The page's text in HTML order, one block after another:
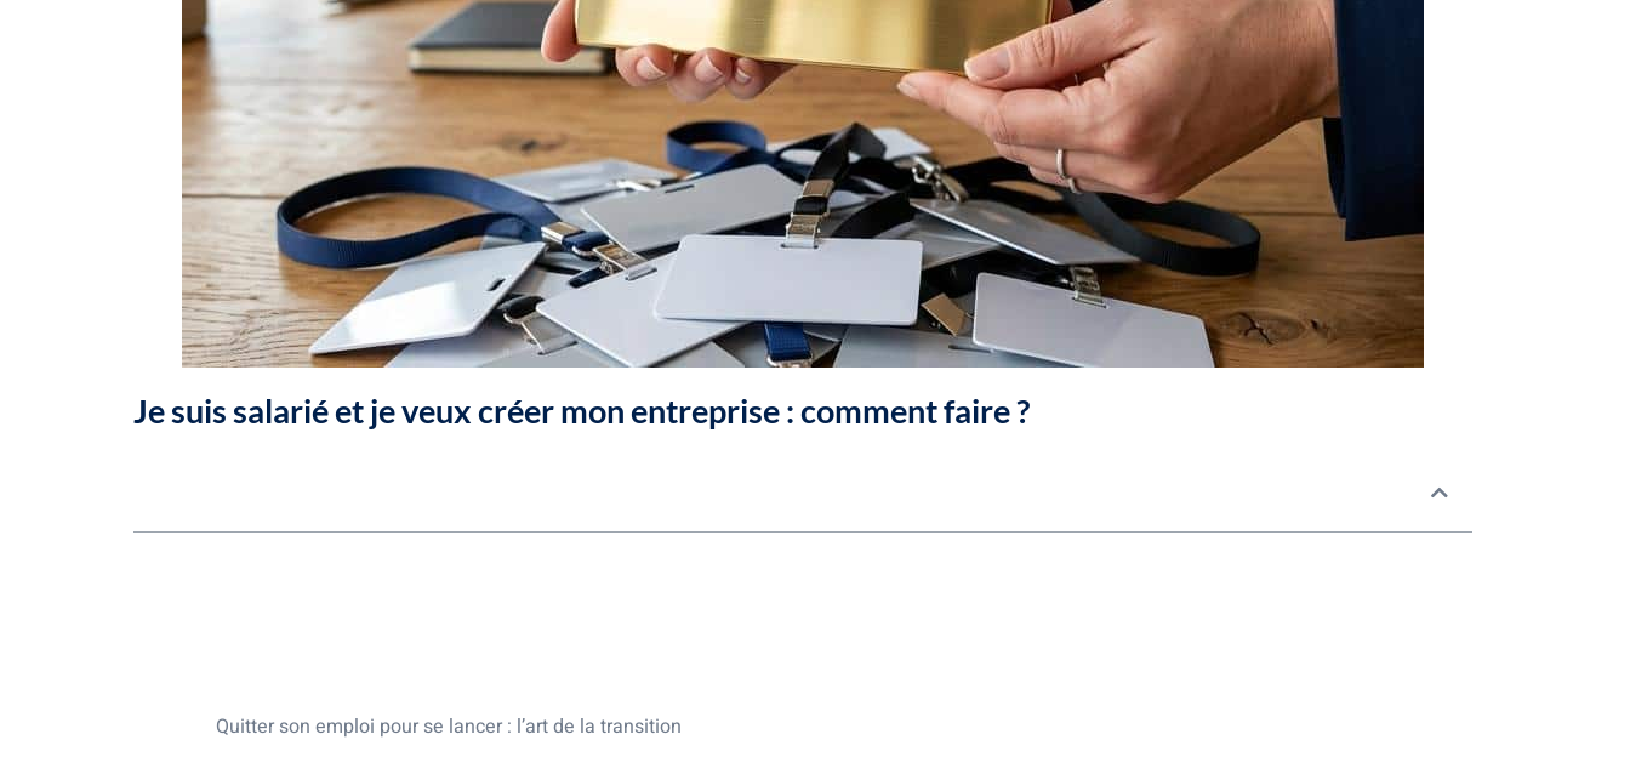
Je suis salarié et je veux créer mon entreprise : comment faire ?
Quitter son emploi pour se lancer : l’art de la transition